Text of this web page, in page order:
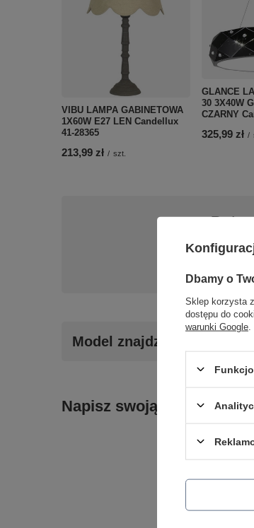
VIBU LAMPA GABINETOWA
1X60W E27 LEN Candellux
41-28365
213,99 zł / szt.
GLANCE
30 3X40W
CZARNY
325,99 zł /
Napisz
Model znajdziesz w
Napisz swoją opinię
Dbamy o
Sklep korzysta
dostępu do
warunki Google